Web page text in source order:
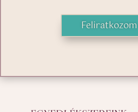
Feliratkozom